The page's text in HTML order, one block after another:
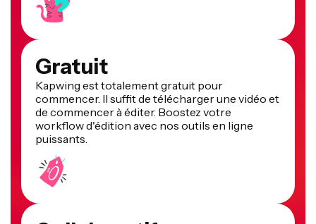
Gratuit
Kapwing est totalement gratuit pour
commencer. Il suffit de télécharger une vidéo et
de commencer à éditer. Boostez votre
workflow d'édition avec nos outils en ligne
puissants.